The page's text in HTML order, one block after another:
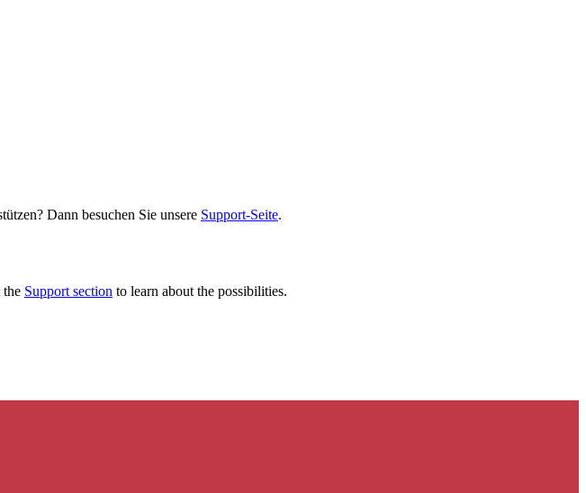
Dann besuchen Sie unsere Support-Seite.
the Support section to learn about the possibilities.